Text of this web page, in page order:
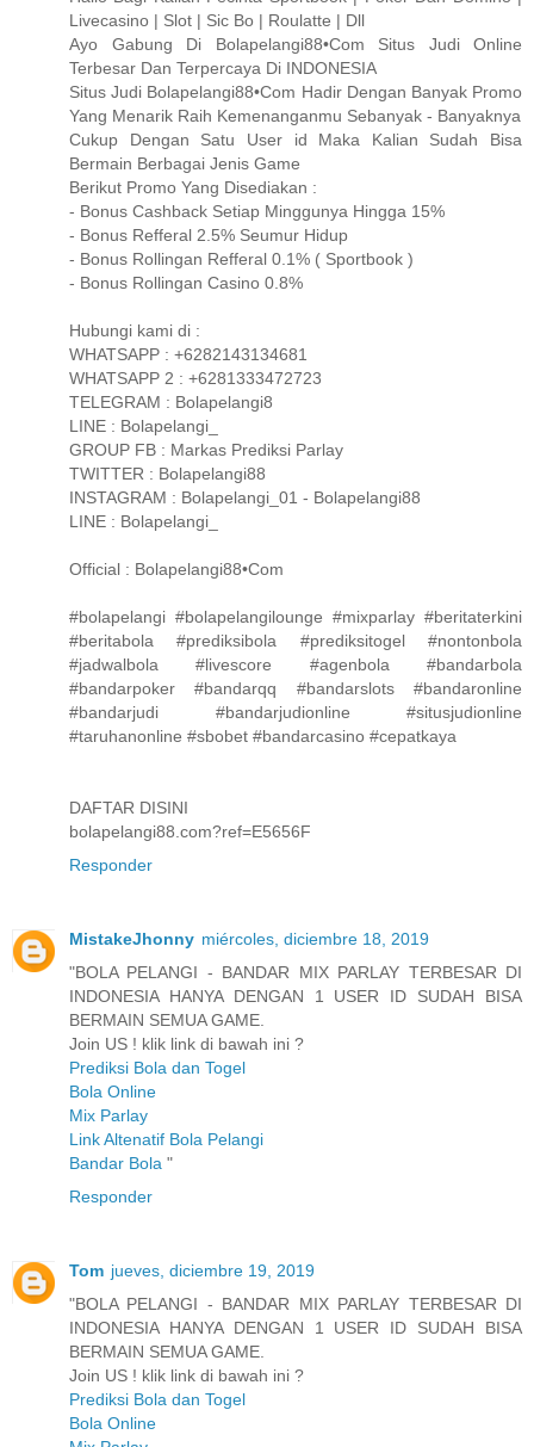
Livecasino | Slot | Sic Bo | Roulatte | Dll
Ayo Gabung Di Bolapelangi88•Com Situs Judi Online
Terbesar Dan Terpercaya Di INDONESIA
Situs Judi Bolapelangi88•Com Hadir Dengan Banyak Promo
Yang Menarik Raih Kemenanganmu Sebanyak - Banyaknya
Cukup Dengan Satu User id Maka Kalian Sudah Bisa
Bermain Berbagai Jenis Game
Berikut Promo Yang Disediakan :
- Bonus Cashback Setiap Minggunya Hingga 15%
- Bonus Refferal 2.5% Seumur Hidup
- Bonus Rollingan Refferal 0.1% ( Sportbook )
- Bonus Rollingan Casino 0.8%
Hubungi kami di :
WHATSAPP : +6282143134681
WHATSAPP 2 : +6281333472723
TELEGRAM : Bolapelangi8
LINE : Bolapelangi_
GROUP FB : Markas Prediksi Parlay
TWITTER : Bolapelangi88
INSTAGRAM : Bolapelangi_01 - Bolapelangi88
LINE : Bolapelangi_
Official : Bolapelangi88•Com
#bolapelangi #bolapelangilounge #mixparlay #beritaterkini
#beritabola #prediksibola #prediksitogel #nontonbola
#jadwalbola #livescore #agenbola #bandarbola
#bandarpoker #bandarqq #bandarslots #bandaronline
#bandarjudi #bandarjudionline #situsjudionline
#taruhanonline #sbobet #bandarcasino #cepatkaya
DAFTAR DISINI
bolapelangi88.com?ref=E5656F
Responder
MistakeJhonny miércoles, diciembre 18, 2019
"BOLA PELANGI - BANDAR MIX PARLAY TERBESAR DI
INDONESIA HANYA DENGAN 1 USER ID SUDAH BISA
BERMAIN SEMUA GAME.
Join US ! klik link di bawah ini ?
Prediksi Bola dan Togel
Bola Online
Mix Parlay
Link Altenatif Bola Pelangi
Bandar Bola "
Responder
Tom jueves, diciembre 19, 2019
"BOLA PELANGI - BANDAR MIX PARLAY TERBESAR DI
INDONESIA HANYA DENGAN 1 USER ID SUDAH BISA
BERMAIN SEMUA GAME.
Join US ! klik link di bawah ini ?
Prediksi Bola dan Togel
Bola Online